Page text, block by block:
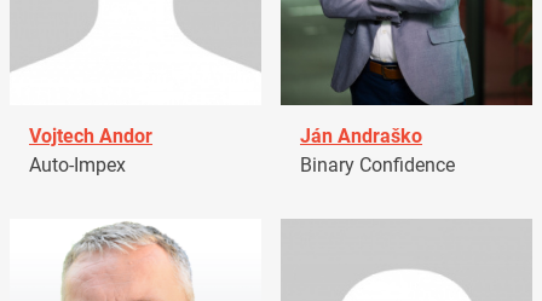
Vojtech Andor
Auto-Impex
Ján Andraško
Binary Confidence